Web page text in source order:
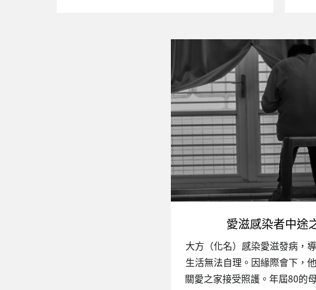
擔負育兒照顧的家庭功能已漸顯不足，再加上
台灣近年失業率、自殺率偏高，除了對家庭內
之兒童少年造成很大影響外，也衍生出許多破
碎、失去功能的家庭和失親無依的兒童，以及
因毒癮而感染愛滋，甚至禍及下一代的高風險
家庭，社團法人台灣關愛之家協會高雄婦幼
部，94年便開始照顧遭受困境的婦女、兒童，
2011年11月成立的『…
會
讓
別
共
愛滋感染者中途
大方（化名）感染愛滋發病，
生活無法自理。因緣際會下，
關愛之家接受照護。年屆80的